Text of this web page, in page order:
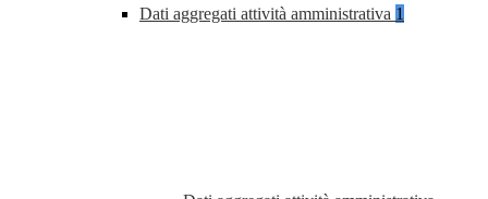
Dati aggregati attività amministrativa 1